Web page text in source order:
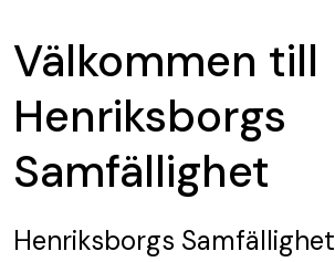
Välkommen till
Henriksborgs
Samfällighet
Henriksborgs Samfällighet